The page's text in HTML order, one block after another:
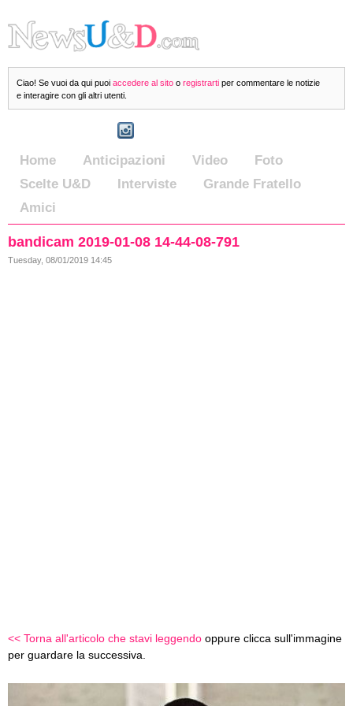
Ciao! Se vuoi da qui puoi accedere al sito o registrarti per commentare le notizie
e interagire con gli altri utenti.
Home Anticipazioni Video
Foto
Scelte U&D
Interviste
Grande Fratello
Amici
bandicam 2019-01-08 14-44-08-791
Tuesday, 08/01/2019 14:45
<< Torna all'articolo che stavi leggendo oppure clicca sull'immagine
per guardare la successiva.